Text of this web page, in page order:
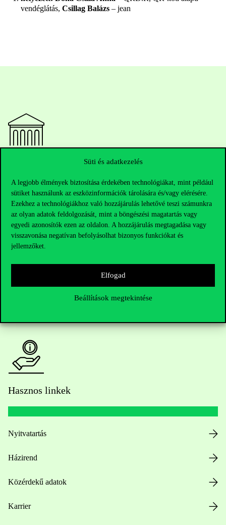
Süti és adatkezelés
A legjobb élmények biztosítása érdekében technológiákat, mint például
sütiket használunk az eszközinformációk tárolására és/vagy elérésére.
Ezekhez a technológiákhoz való hozzájárulás lehetővé teszi számunkra
az olyan adatok feldolgozását, mint a böngészési magatartás vagy
egyedi azonosítók ezen az oldalon. A hozzájárulás megtagadása vagy
visszavonása negatívan befolyásolhat bizonyos funkciókat és
jellemzőket.
Elfogad
Beállítások megtekintése
vendéglátás, Csillag Balázs – jean
Telefonszám:+36 1 482 5000
Kérdésed van a felvételivel kapcsolatban?
Hasznos linkek
Nyitvatartás
Házirend
Közérdekű adatok
Karrier